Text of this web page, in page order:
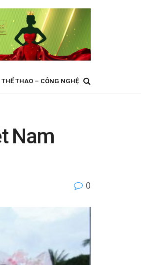
THỂ THAO – CÔNG NGHỆ
Nam
0